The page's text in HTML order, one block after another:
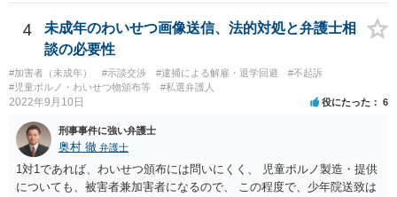
してください」みたいな葉書を出してみて、宛先人不在で戻って来な
かった所に絞って問い合わせるという方法があります。
4
未成年のわいせつ画像送信、法的対処と弁護士相
談の必要性
#加害者（未成年） #示談交渉 #逮捕による解雇・退学回避
#不起訴
#児童ポルノ・わいせつ物頒布等
#私選弁護人
2022年9月10日 役にたった 6
刑事事件に強い弁護士
奥村 徹 弁護士
1対1であれば、わいせつ頒布には問いにくく、 児童ポルノ製造・提供
についても、被害者兼加害者になるので、 この程度で、少年院送致は